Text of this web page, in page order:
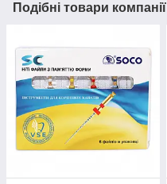
Подібні товари компанії